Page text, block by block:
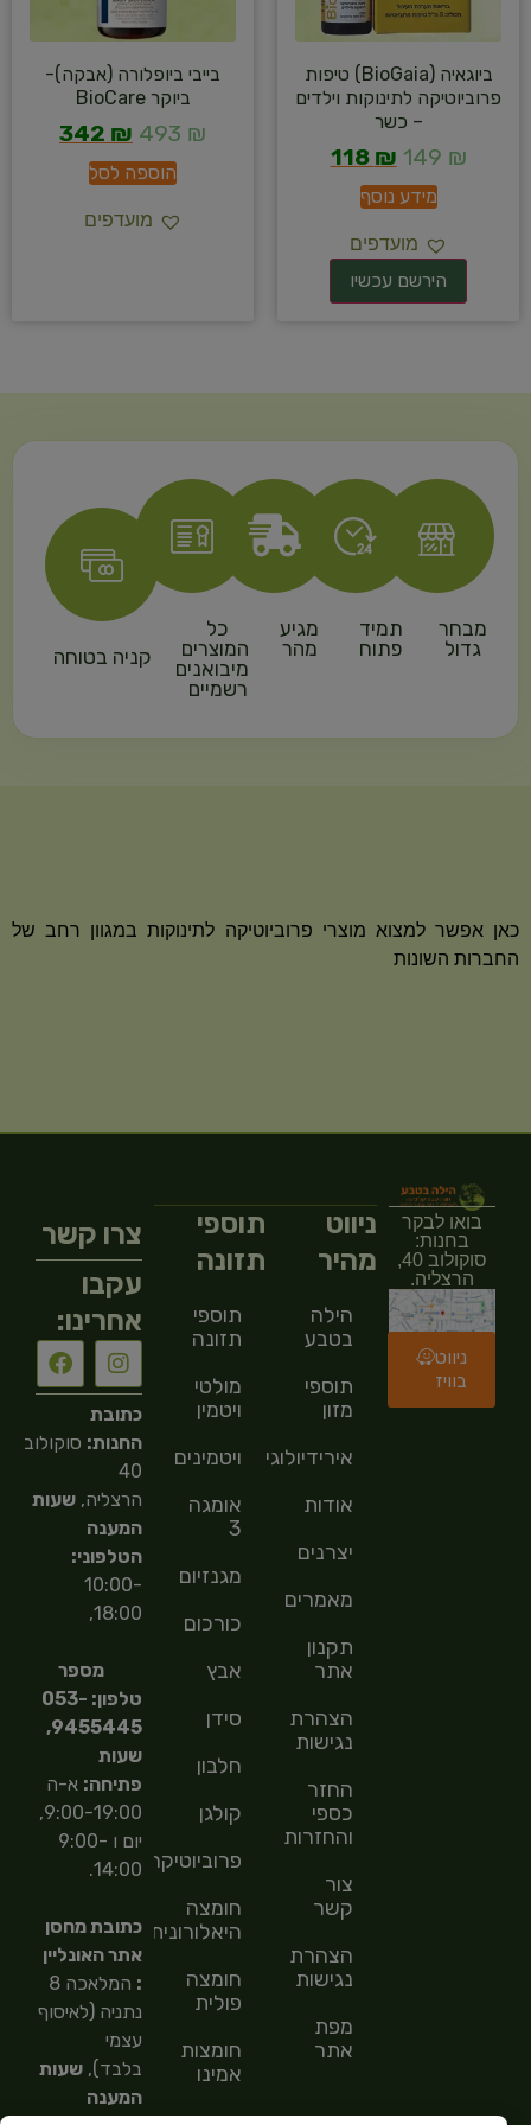
ביוגאיה (BioGaia) טיפות
פרוביוטיקה לתינוקות וילדים
– כשר
149 ₪
118 ₪
מידע נוסף
מועדפים
בייבי ביופלורה (אבקה)-
ביוקר BioCare
493 ₪
342 ₪
הוספה לסל
מועדפים
מבחר
גדול
תמיד
פתוח
מגיע
מהר
כל
המוצרים
מיבואנים
רשמיים
קניה בטוחה
כאן אפשר למצוא מוצרי פרוביוטיקה לתינוקות במגוון רחב של
החברות השונות
בואו לבקר
בחנות:
סוקולוב 40,
הרצליה.
ניווט
בוויז
ניווט
מהיר
הילה
בטבע
תוספי
מזון
אירידיולוגיה
אודות
יצרנים
מאמרים
תקנון
אתר
הצהרת
נגישות
החזר
כספי
והחזרות
צור
קשר
הצהרת
נגישות
מפת
אתר
תוספי
תזונה
תוספי
תזונה
מולטי
ויטמין
ויטמינים
אומגה
3
מגנזיום
כורכום
אבץ
סידן
חלבון
קולגן
פרוביוטיקה
חומצה
היאלורונית
חומצה
פולית
חומצות
אמינו
צרו קשר
עקבו
אחרינו:
כתובת
החנות: סוקולוב
40
הרצליה,שעות
המענה
הטלפוני:
10:00-
18:00,
מספר
טלפון: 053-
9455445,
שעות
פתיחה: א-ה
9:00-19:00,
יום ו 9:00-
14:00.
כתובת מחסן
אתר האונליין
:
המלאכה 8
נתניה (לאיסוף
עצמי
בלבד),שעות
המענה